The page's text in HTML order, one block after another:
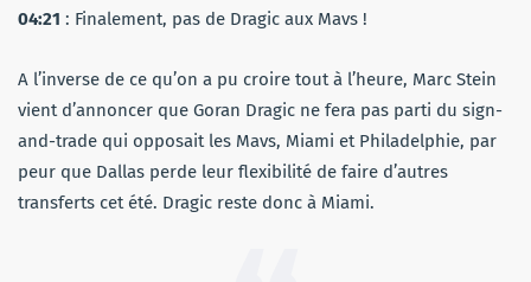
04:21 : Finalement, pas de Dragic aux Mavs !
A l’inverse de ce qu’on a pu croire tout à l’heure, Marc Stein
vient d’annoncer que Goran Dragic ne fera pas parti du sign-
and-trade qui opposait les Mavs, Miami et Philadelphie, par
peur que Dallas perde leur flexibilité de faire d’autres
transferts cet été. Dragic reste donc à Miami.